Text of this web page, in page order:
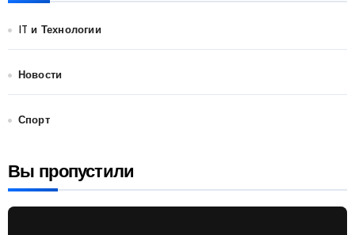
IT и Технологии
Новости
Спорт
Вы пропустили